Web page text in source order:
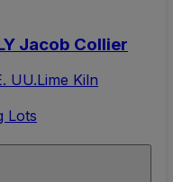
Jacob Collier
UU.Lime Kiln
Lots